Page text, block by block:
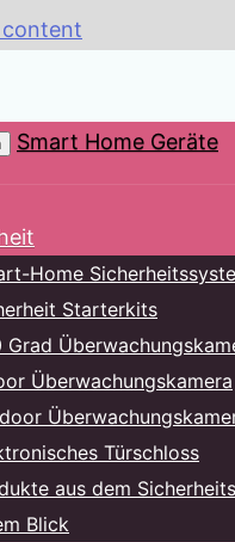
Smart Home Geräte
Home
Starterkits
Grad
Überwachungskamera
Türschloss
aus dem
Blick